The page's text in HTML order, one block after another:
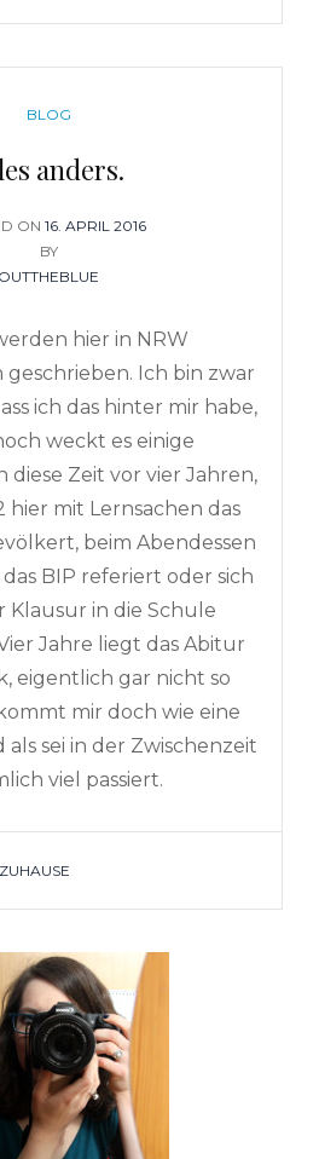
CATEGORIES
BLOG
anders.
ON POSTED
ON
16. APRIL 2016
BY
OUTTHEBLUE
hier in NRW
Ich bin zwar
ich das hinter mir habe,
weckt es einige
diese Zeit vor vier Jahren,
mit Lernsachen das
beim Abendessen
BIP referiert oder sich
Klausur in die Schule
Jahre liegt das Abitur
eigentlich gar nicht so
mir doch wie eine
sei in der Zwischenzeit
viel passiert.
ZUHAUSE